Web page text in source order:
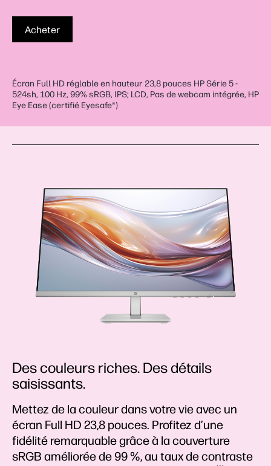
Acheter
Écran Full HD réglable en hauteur 23,8 pouces HP Série 5 -
524sh, 100 Hz, 99% sRGB, IPS; LCD, Pas de webcam intégrée, HP
Eye Ease (certifié Eyesafe®)
Des couleurs riches. Des détails
saisissants.
Mettez de la couleur dans votre vie avec un
écran Full HD 23,8 pouces. Profitez d’une
fidélité remarquable grâce à la couverture
sRGB améliorée de 99 %, au taux de contraste